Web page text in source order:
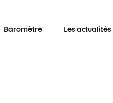
Baromètre Les actualités